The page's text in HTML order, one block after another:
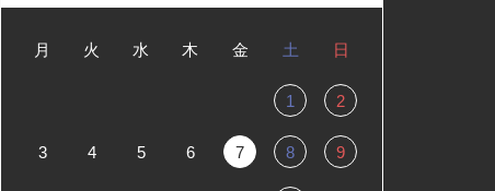
月 火 水 木 金 土 日
1 2
3 4 5 6 7 8 9